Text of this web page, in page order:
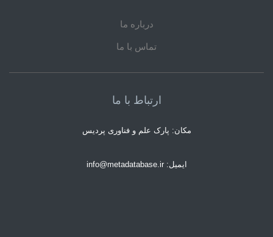
درباره ما
تماس با ما
ارتباط با ما
مکان: پارک علم و فناوری پردیس
ایمیل: info@metadatabase.ir